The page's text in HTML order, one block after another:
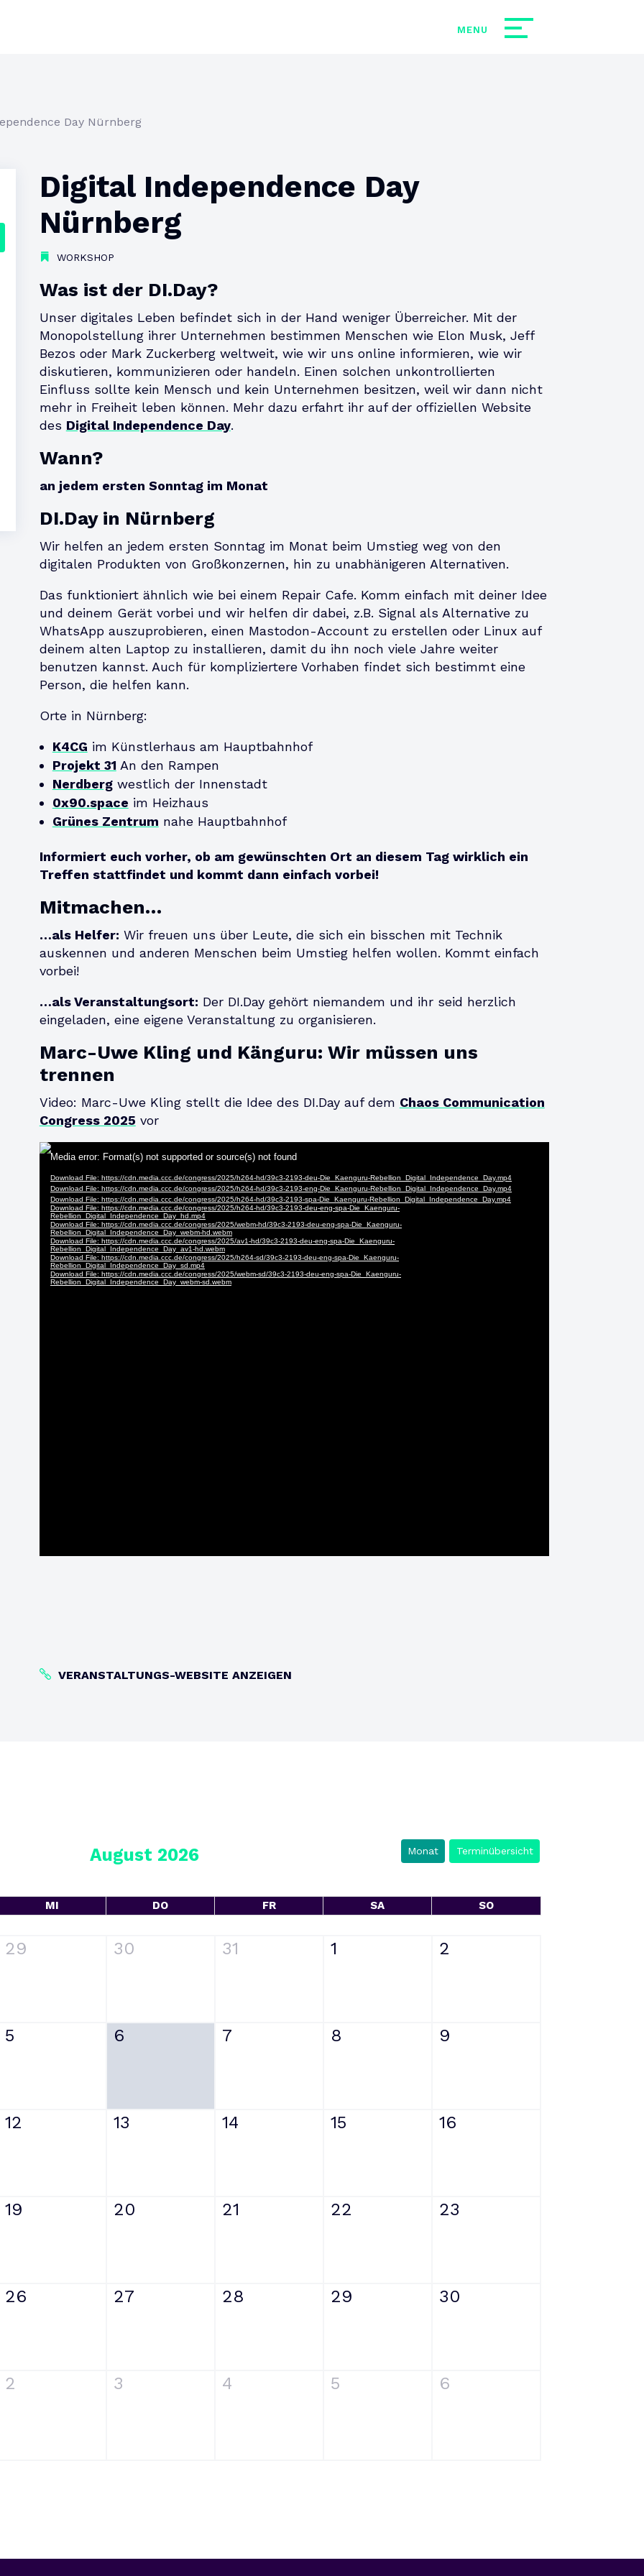
Day Nürnberg
Digital Independence Day
Nürnberg
WORKSHOP
Was ist der DI.Day?
Unser digitales Leben befindet sich in der Hand weniger Überreicher. Mit der
Monopolstellung ihrer Unternehmen bestimmen Menschen wie Elon Musk, Jeff
Bezos oder Mark Zuckerberg weltweit, wie wir uns online informieren, wie wir
diskutieren, kommunizieren oder handeln. Einen solchen unkontrollierten
Einfluss sollte kein Mensch und kein Unternehmen besitzen, weil wir dann nicht
mehr in Freiheit leben können. Mehr dazu erfahrt ihr auf der offiziellen Website
des Digital Independence Day.
Wann?
an jedem ersten Sonntag im Monat
DI.Day in Nürnberg
Wir helfen an jedem ersten Sonntag im Monat beim Umstieg weg von den
digitalen Produkten von Großkonzernen, hin zu unabhänigeren Alternativen.
Das funktioniert ähnlich wie bei einem Repair Cafe. Komm einfach mit deiner Idee
und deinem Gerät vorbei und wir helfen dir dabei, z.B. Signal als Alternative zu
WhatsApp auszuprobieren, einen Mastodon-Account zu erstellen oder Linux auf
deinem alten Laptop zu installieren, damit du ihn noch viele Jahre weiter
benutzen kannst. Auch für kompliziertere Vorhaben findet sich bestimmt eine
Person, die helfen kann.
Orte in Nürnberg:
K4CG im Künstlerhaus am Hauptbahnhof
Projekt 31 An den Rampen
Nerdbergwestlich der Innenstadt
0x90.space im Heizhaus
Grünes Zentrum nahe Hauptbahnhof
Informiert euch vorher, ob am gewünschten Ort an diesem Tag wirklich ein
Treffen stattfindet und kommt dann einfach vorbei!
Mitmachen…
…als Helfer: Wir freuen uns über Leute, die sich ein bisschen mit Technik
auskennen und anderen Menschen beim Umstieg helfen wollen. Kommt einfach
vorbei!
…als Veranstaltungsort: Der DI.Day gehört niemandem und ihr seid herzlich
eingeladen, eine eigene Veranstaltung zu organisieren.
Marc-Uwe Kling und Känguru: Wir müssen uns
trennen
Video: Marc-Uwe Kling stellt die Idee des DI.Day auf dem Chaos Communication
Congress 2025 vor
VERANSTALTUNGS-WEBSITE ANZEIGEN
August 2026 Monat Terminübersicht
MI DO FR SA SO
29 30 31 1 2
5 6 7 8 9
12 13 14 15 16
19 20 21 22 23
26 27 28 29 30
2 3 4 5 6